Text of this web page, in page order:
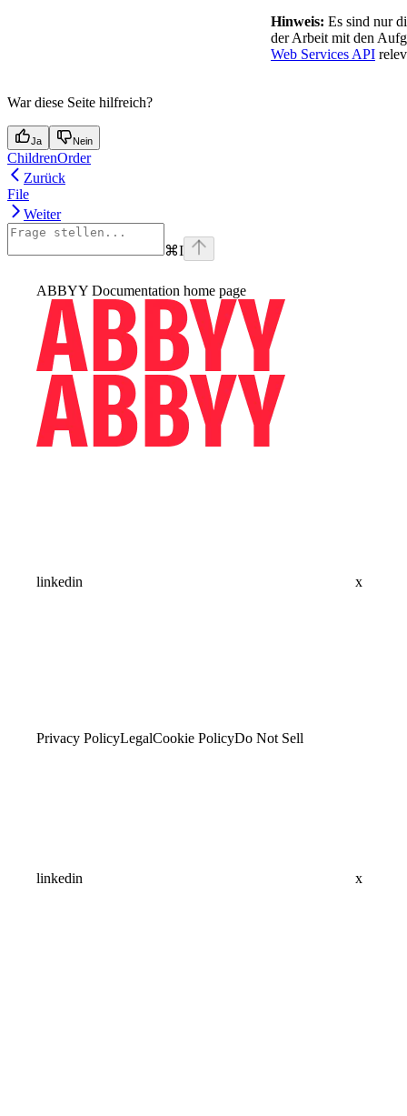
Hinweis: Es sind nur
der Arbeit mit den
Web Services API
War diese Seite hilfreich?
Ja Nein
ChildrenOrder
Zurück
File
Weiter
⌘I
ABBYY Documentation home page
linkedin x
Privacy PolicyLegalCookie PolicyDo Not Sell
linkedin x